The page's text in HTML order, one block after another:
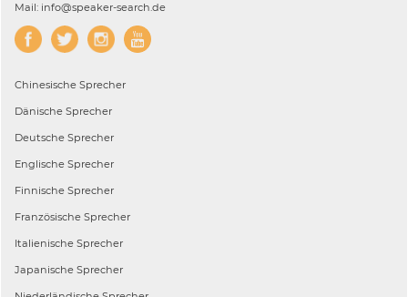
Mail: info@speaker-search.de
Chinesische Sprecher
Dänische Sprecher
Deutsche Sprecher
Englische Sprecher
Finnische Sprecher
Französische Sprecher
Italienische Sprecher
Japanische Sprecher